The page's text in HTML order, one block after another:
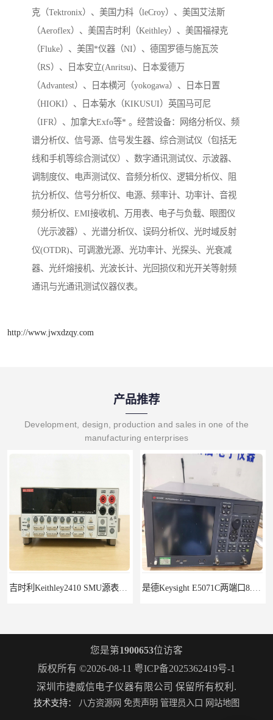
克（Tektronix）、美国力科（leCroy）、美国艾法斯
（Aeroflex）、美国吉时利（Keithley）、美国福禄克
（Fluke）、美国*仪器（NI）、德国罗德与施瓦茨
（RS）、日本安立(Anritsu)、日本爱德万
（Advantest）、日本横河（yokogawa）、日本日置
（HIOKI）、日本菊水（KIKUSUI）英国马可尼
（IFR）、加拿大Exfo等* 。经营设备：网络分析仪、频
谱分析仪、信号源、信号发生器、综合测试仪（包括无
线和手机等综合测试仪）、数字通讯测试仪、示波器、
调制度仪、电声测试仪、音频分析仪、逻辑分析仪、阻
抗分析仪、信号分析仪、电源、频率计、功率计、音视
频分析仪、EMI接收机、万用表、电子与负载、眼图仪
（光示波器）、光谱分析仪、误码分析仪、光时域反射
仪(OTDR)、可调激光源、光功率计、光探头、光衰减
器、光纤熔接机、光波长计、光回损仪和光开关等射频
通讯与光通讯测试仪器仪表。
http://www.jwxdzqy.com
产品推荐
Development, design, production and sales in one of the
manufacturing enterprises
吉时利Keithley2410 SMU源表Keithley2420 是德Keysight E5071C两端口8.5G租赁
您是第1900653位访客
版权所有 ©2026-08-11 粤ICP备2025362419号-1
深圳市捷威信电子仪器有限公司 保留所有权利.
技术支持： 八方资源网 免责声明 管理员入口 网站地图